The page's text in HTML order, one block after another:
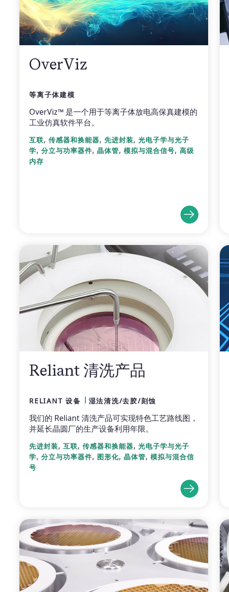
OverViz
等离子体建模
OverViz™ 是一个用于等离子体放电高保真建模的
工业仿真软件平台。
互联,传感器和换能器,先进封装,光电子学与光子
学,分立与功率器件,晶体管,模拟与混合信号,高级
内存
Reliant 清洗产品
RELIANT 设备 湿法清洗/去胶/刻蚀
我们的 Reliant 清洗产品可实现特色工艺路线图，
并延长晶圆厂的生产设备利用年限。
先进封装,互联,传感器和换能器,光电子学与光子
学,分立与功率器件, 图形化,晶体管,模拟与混合信
号